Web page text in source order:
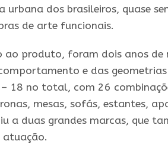
urbana dos brasileiros, quase
de arte funcionais.
ao produto, foram dois anos
e das
18 no total, com 26
mesas, sofás, estantes,
a duas grandes marcas, que
atuação.